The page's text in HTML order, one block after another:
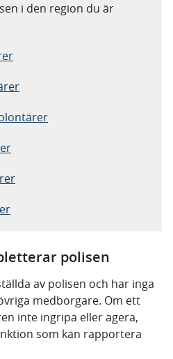
i den region du är
polisen
av polisen och har inga
medborgare. Om ett
inte ingripa eller agera,
som kan rapportera